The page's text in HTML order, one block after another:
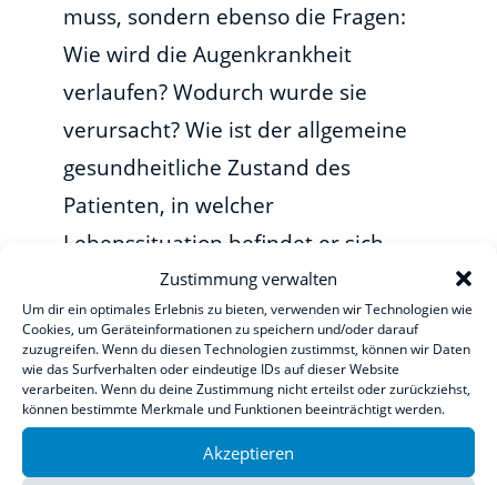
Zustimmung verwalten
Um dir ein optimales Erlebnis zu bieten, verwenden wir Technologien wie
Cookies, um Geräteinformationen zu speichern und/oder darauf
zuzugreifen. Wenn du diesen Technologien zustimmst, können wir Daten
wie das Surfverhalten oder eindeutige IDs auf dieser Website
verarbeiten. Wenn du deine Zustimmung nicht erteilst oder zurückziehst,
können bestimmte Merkmale und Funktionen beeinträchtigt werden.
Akzeptieren
muss, sondern ebenso die Fragen:
Wie wird die Augenkrankheit
verlaufen? Wodurch wurde sie
verursacht? Wie ist der allgemeine
gesundheitliche Zustand des
Patienten, in welcher
Lebenssituation befindet er sich
beruflich, von seinem sozialen
Umfeld her und wie viel Technik
kann man ihm zumuten? Für
Menschen, deren Sehvermögen
dramatisch nachlässt, wird das
Bedienen komplizierter Geräte, das